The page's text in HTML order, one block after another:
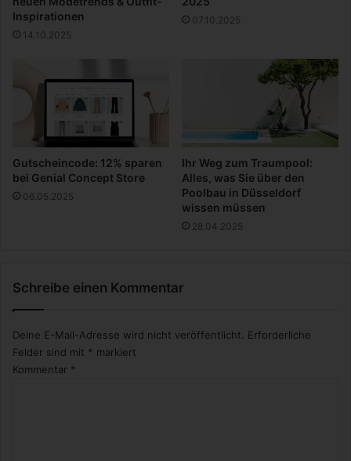
s
e
k
f
n
d
n
Inspirationen
14.10.2025
07.10.2025
Gutscheincode: 12% sparen
bei Genial Concept Store
06.05.2025
Ihr Weg zum Traumpool:
Alles, was Sie über den
Poolbau in Düsseldorf
wissen müssen
28.04.2025
Schreibe einen Kommentar
Deine E-Mail-Adresse wird nicht veröffentlicht.
Erforderliche
Felder sind mit * markiert
Kommentar *